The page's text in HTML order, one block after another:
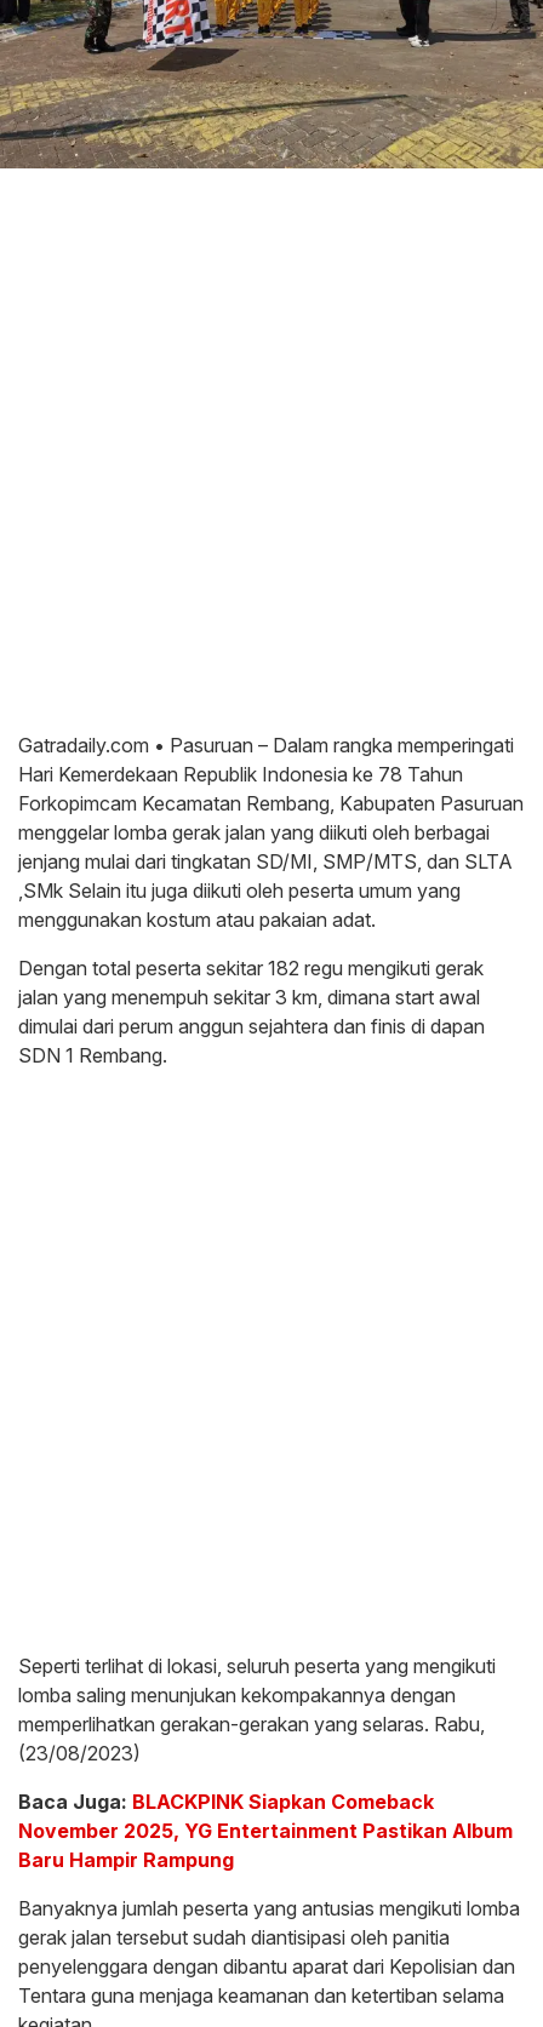
Gatradaily.com • Pasuruan – Dalam rangka memperingati
Hari Kemerdekaan Republik Indonesia ke 78 Tahun
Forkopimcam Kecamatan Rembang, Kabupaten Pasuruan
menggelar lomba gerak jalan yang diikuti oleh berbagai
jenjang mulai dari tingkatan SD/MI, SMP/MTS, dan SLTA
,SMk Selain itu juga diikuti oleh peserta umum yang
menggunakan kostum atau pakaian adat.
Dengan total peserta sekitar 182 regu mengikuti gerak
jalan yang menempuh sekitar 3 km, dimana start awal
dimulai dari perum anggun sejahtera dan finis di dapan
SDN 1 Rembang.
Seperti terlihat di lokasi, seluruh peserta yang mengikuti
lomba saling menunjukan kekompakannya dengan
memperlihatkan gerakan-gerakan yang selaras. Rabu,
(23/08/2023)
Baca Juga: BLACKPINK Siapkan Comeback
November 2025, YG Entertainment Pastikan Album
Baru Hampir Rampung
Banyaknya jumlah peserta yang antusias mengikuti lomba
gerak jalan tersebut sudah diantisipasi oleh panitia
penyelenggara dengan dibantu aparat dari Kepolisian dan
Tentara guna menjaga keamanan dan ketertiban selama